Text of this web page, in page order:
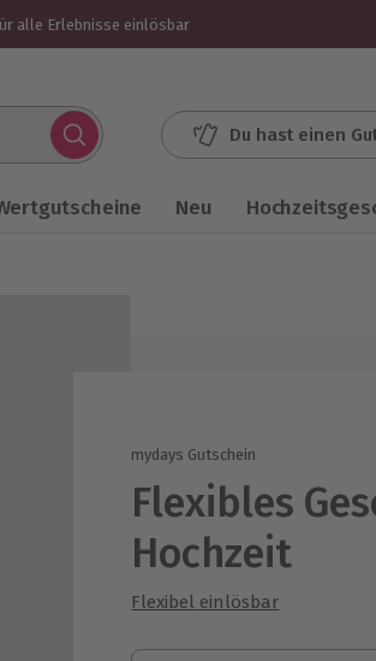
alle Erlebnisse einlösbar
Du hast einen
Neu
mydays Gutschein
Flexibles
Hochzeit
Flexibel einlösbar